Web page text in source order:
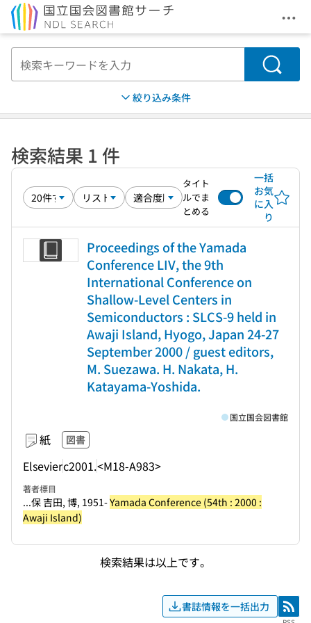
メ
検索
絞り込み条件
検索結果 1 件
タイト
ルでま
とめる
一括
お気
に入
り
Proceedings of the Yamada
Conference LIV, the 9th
International Conference on
Shallow-Level Centers in
Semiconductors : SLCS-9 held in
Awaji Island, Hyogo, Japan 24-27
September 2000 / guest editors,
M. Suezawa. H. Nakata, H.
Katayama-Yoshida.
紙 図書
Elsevierc2001.<M18-A983>
国立国会図書館
著者標目
...保 吉田, 博, 1951-Yamada Conference (54th : 2000 :
Awaji Island)
検索結果は以上です。
書誌情報を一括出力 RSS